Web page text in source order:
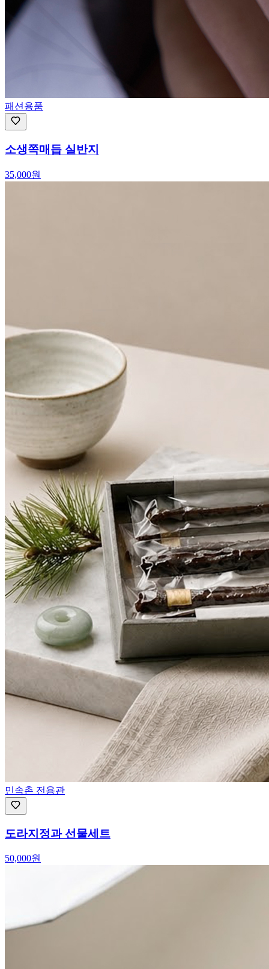
패션용품
소생쪽매듭 실반지
35,000원
민속촌 전용관
도라지정과 선물세트
50,000원